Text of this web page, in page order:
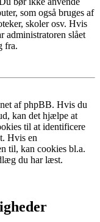
som også bruges af
skoler osv. Hvis
administratoren slået
fra.
af phpBB. Hvis du
kan det hjælpe at
til at identificere
Hvis en
til, kan cookies bl.a.
du har læst.